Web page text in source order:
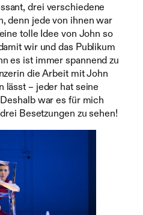
drei verschiedene
denn jede von ihnen war
tolle Idee von John so
wir und das Publikum
es ist immer spannend zu
die Arbeit mit John
lässt – jeder hat seine
war es für mich
Besetzungen zu sehen!